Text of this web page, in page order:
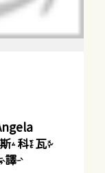
斯科瓦
譯